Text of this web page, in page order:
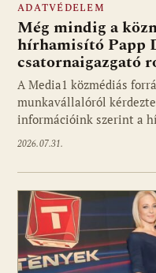
ADATVÉDELEM
Még mindig a
hírhamisító Papp
csatornaigazgató
A Media1 közmédiás
munkavállalóról
információink szerint a
2026.07.31.